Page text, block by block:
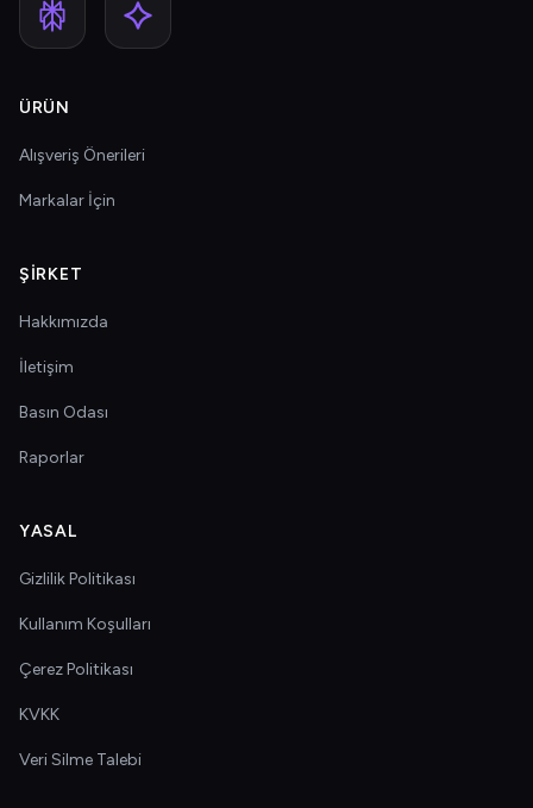
ÜRÜN
Alışveriş Önerileri
Markalar İçin
ŞIRKET
Hakkımızda
İletişim
Basın Odası
Raporlar
YASAL
Gizlilik Politikası
Kullanım Koşulları
Çerez Politikası
KVKK
Veri Silme Talebi